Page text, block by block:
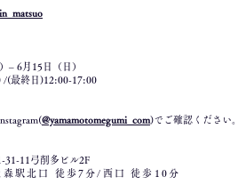
）– 6月15日（日）
/(最終日)12:00-17:00
@yamamotomegumi_com)でご確認ください。
31-11弓削多ビル2F
森駅北口 徒歩7分/西口 徒歩10分